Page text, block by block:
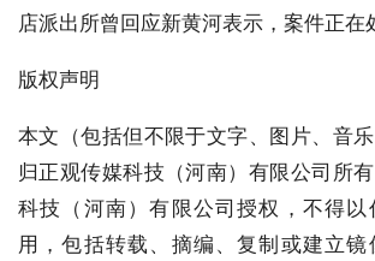
店派出所曾回应新黄河表示，案件正在
版权声明
本文（包括但不限于文字、图片、音
归正观传媒科技（河南）有限公司所
科技（河南）有限公司授权，不得以
用，包括转载、摘编、复制或建立镜